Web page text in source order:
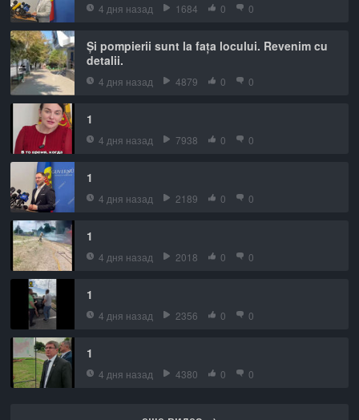
4 дня назад 1684 0 0
Și pompierii sunt la fața locului. Revenim cu
detalii.
4 дня назад 4879 0 0
1
4 дня назад 7938 0 0
1
4 дня назад 2189 0 0
1
4 дня назад 2018 0 0
1
4 дня назад 2356 0 0
1
4 дня назад 4380 0 0